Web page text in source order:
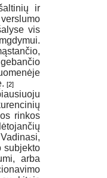
ir
vis
mgdymui.
[2]
rinkos
subjekto
arba